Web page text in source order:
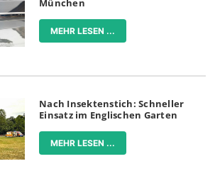
München
MEHR LESEN ...
Nach Insektenstich: Schneller
Einsatz im Englischen Garten
MEHR LESEN ...